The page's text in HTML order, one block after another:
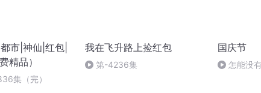
市|神仙|红包|
精品）
集（完）
我在飞升路上捡红包
第-4236集
国庆节
怎能没